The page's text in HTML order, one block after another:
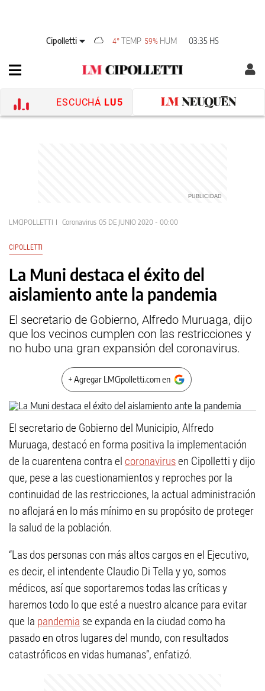
Cipolletti 4°TEMP 59% HUM 03:35 HS
ESCUCHÁ LU5
LMCIPOLLETTI Coronavirus 05 DE JUNIO 2020 - 00:00
CIPOLLETTI
La Muni destaca el éxito del
aislamiento ante la pandemia
El secretario de Gobierno, Alfredo Muruaga, dijo
que los vecinos cumplen con las restricciones y
no hubo una gran expansión del coronavirus.
+ Agregar LMCipolletti.com en
El secretario de Gobierno del Municipio, Alfredo
Muruaga, destacó en forma positiva la implementación
de la cuarentena contra el coronavirusen Cipolletti y dijo
que, pese a las cuestionamientos y reproches por la
continuidad de las restricciones, la actual administración
no aflojará en lo más mínimo en su propósito de proteger
la salud de la población.
“Las dos personas con más altos cargos en el Ejecutivo,
es decir, el intendente Claudio Di Tella y yo, somos
médicos, así que soportaremos todas las críticas y
haremos todo lo que esté a nuestro alcance para evitar
que la pandemia se expanda en la ciudad como ha
pasado en otros lugares del mundo, con resultados
catastróficos en vidas humanas”, enfatizó.